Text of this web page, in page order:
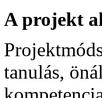
A projekt
tanulás,